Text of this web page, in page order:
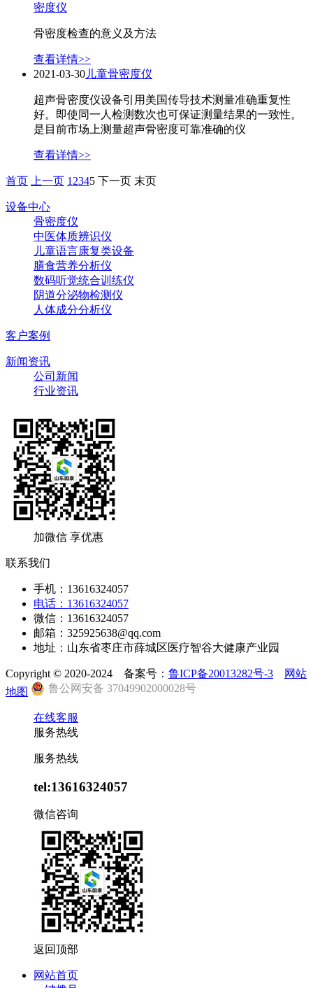
密度仪
骨密度检查的意义及方法
查看详情>>
2021-03-30 儿童骨密度仪
超声骨密度仪设备引用美国传导技术测量准确重复性
好。即使同一人检测数次也可保证测量结果的一致性。
是目前市场上测量超声骨密度可靠准确的仪
查看详情>>
首页 上一页 1 2345 下一页 末页
设备中心
骨密度仪
中医体质辨识仪
儿童语言康复类设备
膳食营养分析仪
数码听觉统合训练仪
阴道分泌物检测仪
人体成分分析仪
客户案例
新闻资讯
公司新闻
行业资讯
加微信 享优惠
联系我们
手机：13616324057
电话：13616324057
微信：13616324057
邮箱：325925638@qq.com
地址：山东省枣庄市薛城区医疗智谷大健康产业园
Copyright © 2020-2024 备案号： 鲁ICP备20013282号-3
网站
地图
鲁公网安备 37049902000028号
在线客服
服务热线
服务热线
tel:13616324057
微信咨询
返回顶部
网站首页